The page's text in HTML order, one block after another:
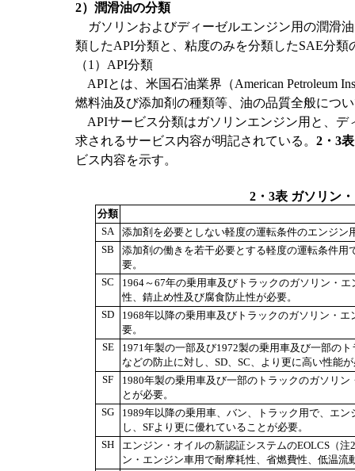
2）潤滑油の分類
ガソリンおよびディーゼルエンジン用の潤滑
類したAPI分類と、粘度のみを分類したSAE分
（1）API分類
APIとは、米国石油業界（American Petroleum
燃料油及び添加剤の種類等、油の品質全般につ
APIサービス分類はガソリンエンジン用と、デ
求されるサービス内容が明記されている。 2・3表
ビス内容を示す。
2・3表 ガソリン
分類
SA
添加剤を必要としない軽度の運転条件のエンジン
SB
添加剤の働きを若干必要とする軽度の運転条件
要。
SC
1964～67年の乗用車及びトラックのガソリン・
性、錆止め性及び腐食防止性が必要。
SD
1968年以降の乗用車及びトラックのガソリン・
要。
SE
1971年製の一部及び1972製の乗用車及び一部の
などの防止に対し、SD、SC、より更に高い性能
SF
1980年製の乗用車及び一部のトラックのガソリ
とが必要。
SG
1989年以降の乗用車、バン、トラック用で、エ
し、SFより更に優れていることが必要。
SH
エンジン・オイルの新認証システムのEOLCS（
ン・エンジン車用で耐摩耗性、省燃費性、低温